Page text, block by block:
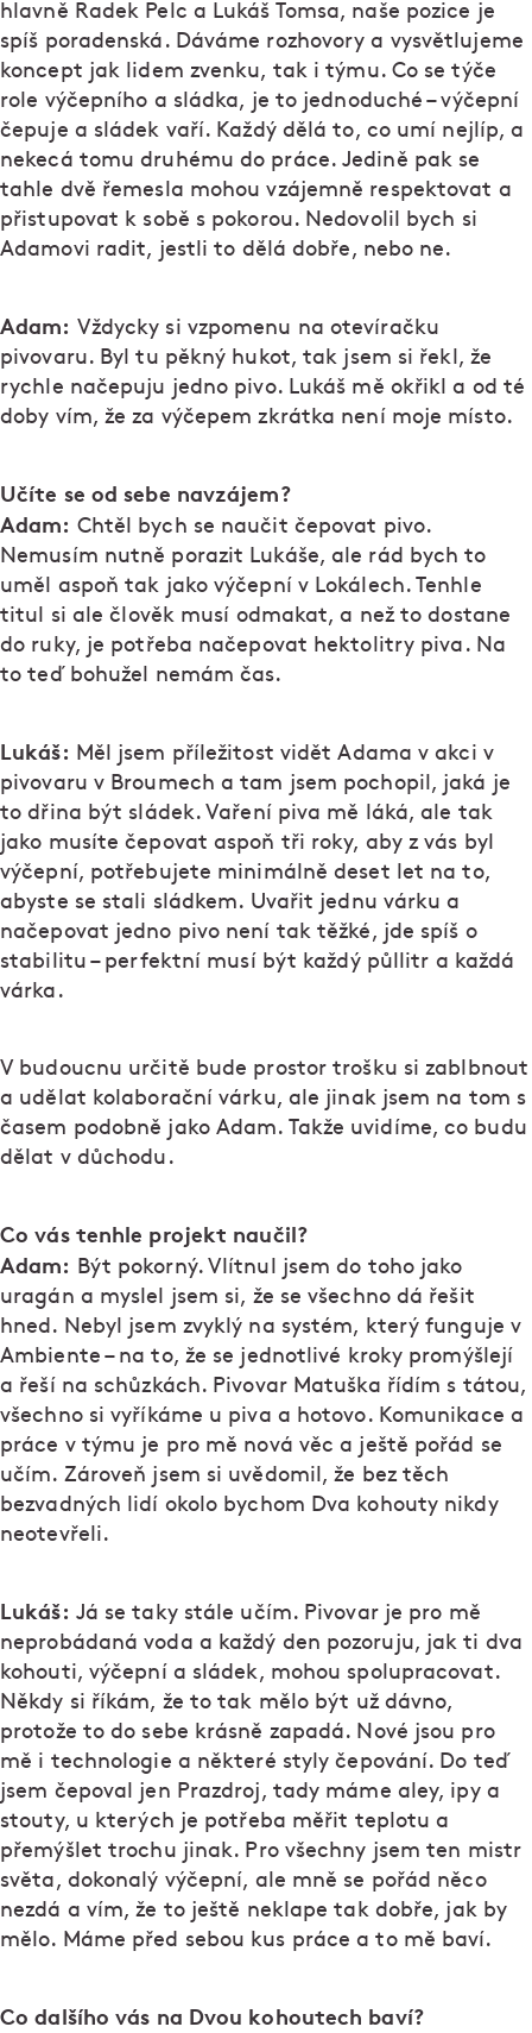
hlavně Radek Pelc a Lukáš Tomsa, naše pozice je
spíš poradenská. Dáváme rozhovory a vysvětlujeme
koncept jak lidem zvenku, tak i týmu. Co se týče
role výčepního a sládka, je to jednoduché – výčepní
čepuje a sládek vaří. Každý dělá to, co umí nejlíp, a
nekecá tomu druhému do práce. Jedině pak se
tahle dvě řemesla mohou vzájemně respektovat a
přistupovat k sobě s pokorou. Nedovolil bych si
Adamovi radit, jestli to dělá dobře, nebo ne.
Adam: Vždycky si vzpomenu na otevíračku
pivovaru. Byl tu pěkný hukot, tak jsem si řekl, že
rychle načepuju jedno pivo. Lukáš mě okřikl a od té
doby vím, že za výčepem zkrátka není moje místo.
Učíte se od sebe navzájem?
Adam: Chtěl bych se naučit čepovat pivo.
Nemusím nutně porazit Lukáše, ale rád bych to
uměl aspoň tak jako výčepní v Lokálech. Tenhle
titul si ale člověk musí odmakat, a než to dostane
do ruky, je potřeba načepovat hektolitry piva. Na
to teď bohužel nemám čas.
Lukáš: Měl jsem příležitost vidět Adama v akci v
pivovaru v Broumech a tam jsem pochopil, jaká je
to dřina být sládek. Vaření piva mě láká, ale tak
jako musíte čepovat aspoň tři roky, aby z vás byl
výčepní, potřebujete minimálně deset let na to,
abyste se stali sládkem. Uvařit jednu várku a
načepovat jedno pivo není tak těžké, jde spíš o
stabilitu – perfektní musí být každý půllitr a každá
várka.
V budoucnu určitě bude prostor trošku si zablbnout
a udělat kolaborační várku, ale jinak jsem na tom s
časem podobně jako Adam. Takže uvidíme, co budu
dělat v důchodu.
Co vás tenhle projekt naučil?
Adam:
Být pokorný. Vlítnul jsem do toho jako
uragán a myslel jsem si, že se všechno dá řešit
hned. Nebyl jsem zvyklý na systém, který funguje v
Ambiente – na to, že se jednotlivé kroky promýšlejí
a řeší na schůzkách. Pivovar Matuška řídím s tátou,
všechno si vyříkáme u piva a hotovo. Komunikace a
práce v týmu je pro mě nová věc a ještě pořád se
učím. Zároveň jsem si uvědomil, že bez těch
bezvadných lidí okolo bychom Dva kohouty nikdy
neotevřeli.
Lukáš: Já se taky stále učím. Pivovar je pro mě
neprobádaná voda a každý den pozoruju, jak ti dva
kohouti, výčepní a sládek, mohou spolupracovat.
Někdy si říkám, že to tak mělo být už dávno,
protože to do sebe krásně zapadá. Nové jsou pro
mě i technologie a některé styly čepování. Do teď
jsem čepoval jen Prazdroj, tady máme aley, ipy a
stouty, u kterých je potřeba měřit teplotu a
přemýšlet trochu jinak. Pro všechny jsem ten mistr
světa, dokonalý výčepní, ale mně se pořád něco
nezdá a vím, že to ještě neklape tak dobře, jak by
mělo. Máme před sebou kus práce a to mě baví.
Co dalšího vás na Dvou kohoutech baví?